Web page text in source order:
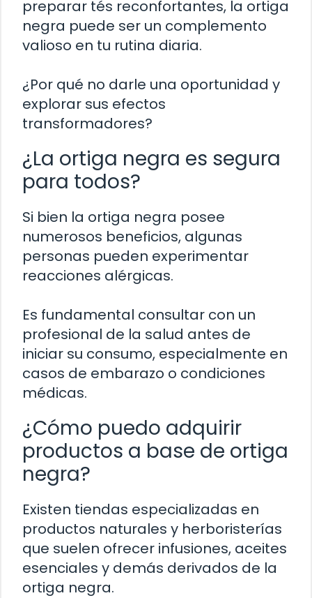
preparar tés reconfortantes, la ortiga
negra puede ser un complemento
valioso en tu rutina diaria.
¿Por qué no darle una oportunidad y
explorar sus efectos
transformadores?
¿La ortiga negra es segura
para todos?
Si bien la ortiga negra posee
numerosos beneficios, algunas
personas pueden experimentar
reacciones alérgicas.
Es fundamental consultar con un
profesional de la salud antes de
iniciar su consumo, especialmente en
casos de embarazo o condiciones
médicas.
¿Cómo puedo adquirir
productos a base de ortiga
negra?
Existen tiendas especializadas en
productos naturales y herboristerías
que suelen ofrecer infusiones, aceites
esenciales y demás derivados de la
ortiga negra.